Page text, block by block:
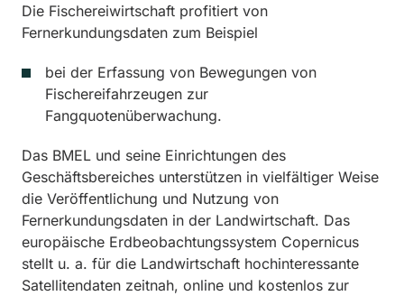
Die Fischereiwirtschaft profitiert von
Fernerkundungsdaten zum Beispiel
bei der Erfassung von Bewegungen von
Fischereifahrzeugen zur
Fangquotenüberwachung.
Das BMEL und seine Einrichtungen des
Geschäftsbereiches unterstützen in vielfältiger Weise
die Veröffentlichung und Nutzung von
Fernerkundungsdaten in der Landwirtschaft. Das
europäische Erdbeobachtungssystem Copernicus
stellt u. a. für die Landwirtschaft hochinteressante
Satellitendaten zeitnah, online und kostenlos zur